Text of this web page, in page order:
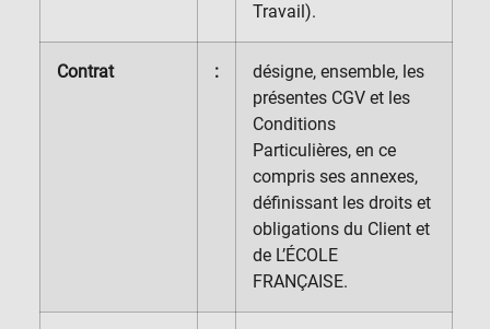
Travail).
Contrat :
désigne, ensemble, les
présentes CGV et les
Conditions
Particulières, en ce
compris ses annexes,
définissant les droits et
obligations du Client et
de L’ÉCOLE
FRANÇAISE.